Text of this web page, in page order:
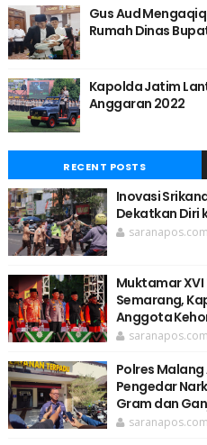
Gus Aud
Rumah Dinas
Kapolda Jatim
Anggaran 2022
RECENT POSTS
Inovasi
Dekatkan Diri
saranapos.com
Muktamar XVI
Semarang,
Anggota
saranapos.com
Polres
Pengedar
Gram dan
saranapos.com